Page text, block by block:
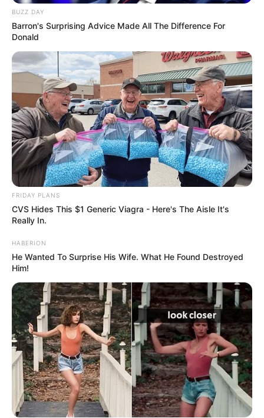
BUZZ DAY
Barron's Surprising Advice Made All The Difference For
Donald
FRIDAY PLANS
CVS Hides This $1 Generic Viagra - Here's The Aisle It's
Really In.
HABERION
He Wanted To Surprise His Wife. What He Found Destroyed
Him!